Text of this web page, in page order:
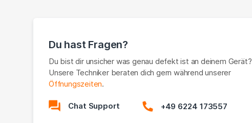
Du hast Fragen?
Du bist dir unsicher was genau defekt ist an deinem Gerät?
Unsere Techniker beraten dich gern während unserer
Öffnungszeiten.
Chat Support +49 6224 173557